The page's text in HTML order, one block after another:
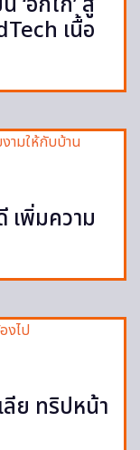
เนื้อ
เพิ่มความ
ลีย ทริปหน้า